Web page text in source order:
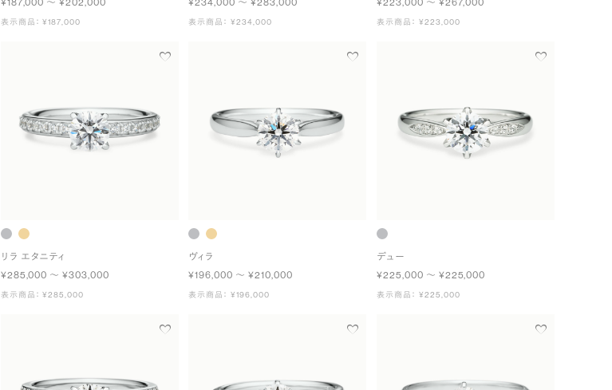
表示商品： ¥187,000 表示商品： ¥234,000 表示商品： ¥223,000
リラ エタニティ
¥285,000 〜 ¥303,000
表示商品： ¥285,000
ヴィラ
¥196,000 〜 ¥210,000
表示商品： ¥196,000
デュー
¥225,000 〜 ¥225,000
表示商品： ¥225,000